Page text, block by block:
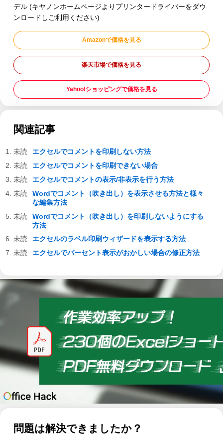
デル (キヤノンホームページよりプリンタードライバーをダウ
ンロードしご利用ください)
Amazonで価格を見る
楽天市場で価格を見る
Yahoo!ショッピングで価格を見る
関連記事
エクセルでコメントを印刷しない方法
エクセルでコメントを印刷できない場合
エクセルでコメントの表示/非表示を行う方法
Wordでコメント（吹き出し）を表示させる方法と様々
な編集方法
Wordでコメント（吹き出し）を印刷しないようにする
方法
エクセルのラベル印刷ウィザードを表示する方法
エクセルでパーセント表示がおかしい場合の修正方法
問題は解決できましたか？